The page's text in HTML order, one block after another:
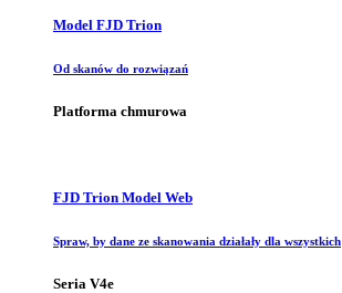
Model FJD Trion
Od skanów do rozwiązań
Platforma chmurowa
FJD Trion Model Web
Spraw, by dane ze skanowania działały dla wszystkich
Seria V4e